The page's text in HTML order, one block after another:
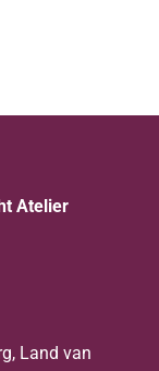
Atelier
Land van